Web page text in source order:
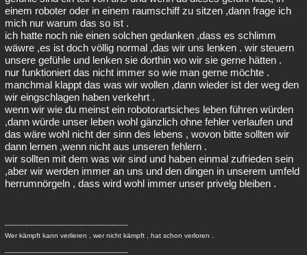
einem roboter oder in einem raumschiff zu sitzen ,dann frage ich
mich nur warum das so ist .
ich hatte noch nie einen solchen gedanken ,dass es schlimm
wäwre ,es ist doch völlig normal ,das wir uns lenken . wir steuern
unsere gefühle und lenken sie dorthin wo wir sie gerne hätten .
nur funktioniert das nicht immer so wie man gerne möchte .
manchmal klappt das was wir wollen ,dann wieder ist der weg den
wir eingschlagen haben verkehrt .
wenn wir wie du meinst ein robotorartsiches leben führen würden
,dann würde unser leben wohl gänzlich ohne fehler verlaufen und
das wäre wohl nicht der sinn des lebens , wovon bitte sollten wir
dann lernen ,wenn nicht aus unseren fehlern .
wir sollten mit dem was wir sind und haben einmal zufrieden sein
,aber wir werden immer an uns und den dingen in unserem umfeld
herrumnörgeln , dass wird wohl immer unser privelg bleiben .
Wer kämpft kann verlieren , wer nicht kämpft , hat schon verloren .